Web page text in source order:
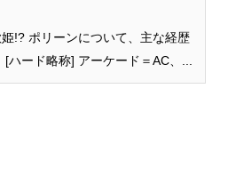
姫!? ポリーンについて、主な経歴
ハード略称] アーケード＝AC、...